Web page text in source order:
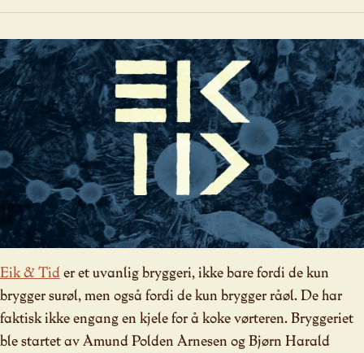
Eik & Tider et uvanlig bryggeri, ikke bare fordi de kun
brygger surøl, men også fordi de kun brygger råøl. De har
faktisk ikke engang en kjele for å koke vørteren. Bryggeriet
ble startet av Amund Polden Arnesen og Bjørn Harald